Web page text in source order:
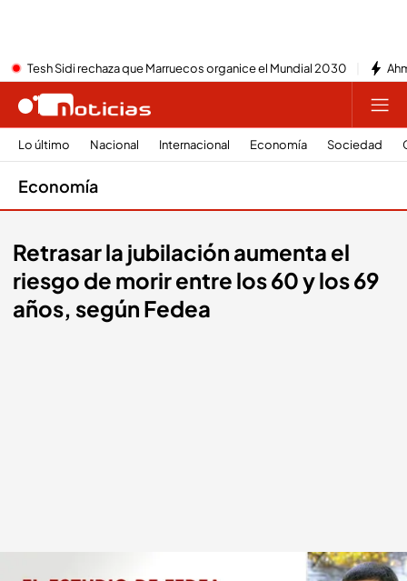
Tesh Sidi rechaza que Marruecos organice el Mundial 2030
Lo último Nacional Internacional Economía Sociedad
Economía
Retrasar la jubilación aumenta el
riesgo de morir entre los 60 y los 69
años, según Fedea